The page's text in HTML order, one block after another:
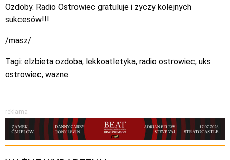
Ozdoby. Radio Ostrowiec gratuluje i życzy kolejnych
sukcesów!!!
/masz/
Tagi: elzbieta ozdoba, lekkoatletyka, radio ostrowiec, uks
ostrowiec, wazne
reklama